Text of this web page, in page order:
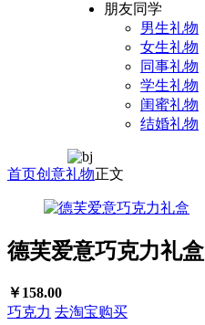
朋友同学
男生礼物
女生礼物
同事礼物
学生礼物
闺蜜礼物
结婚礼物
首页创意礼物正文
德芙爱意巧克力礼盒
￥158.00
巧克力 去淘宝购买